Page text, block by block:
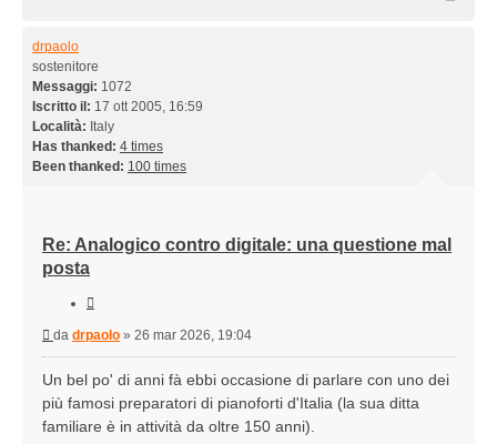
drpaolo
sostenitore
Messaggi: 1072
Iscritto il: 17 ott 2005, 16:59
Località: Italy
Has thanked: 4 times
Been thanked: 100 times
Re: Analogico contro digitale: una questione mal
posta
Messaggio
da drpaolo » 26 mar 2026, 19:04
Un bel po' di anni fà ebbi occasione di parlare con uno dei
più famosi preparatori di pianoforti d'Italia (la sua ditta
familiare è in attività da oltre 150 anni).